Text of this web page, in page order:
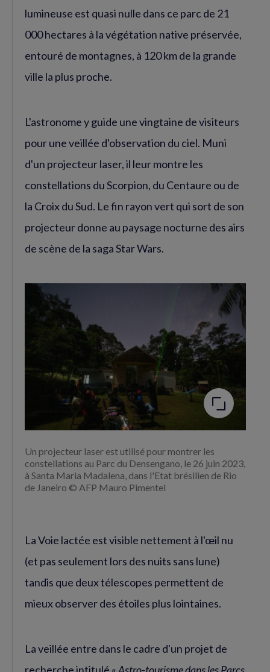
lumineuse est quasi nulle dans ce parc de 21
000 hectares à la végétation native préservée,
entouré de montagnes, à 120 km de la grande
ville la plus proche.
L'astronome y guide une vingtaine de visiteurs
pour une veillée d'observation du ciel. Muni
d'un projecteur laser, il leur montre les
constellations du Scorpion, du Centaure ou de
la Croix du Sud. Le fin rayon vert qui sort de son
projecteur donne au paysage nocturne des airs
de scène de la saga Star Wars.
Agrandir
l'image
Un projecteur laser est utilisé pour montrer les
constellations au Parc du Densengano, le 26 juin 2023,
à Santa Maria Madalena, dans l'Etat brésilien de Rio
de Janeiro © AFP Mauro Pimentel
La Voie lactée est visible nettement à l'œil nu
(et pas seulement lors des nuits sans lune)
tandis que deux télescopes permettent de
mieux observer des étoiles plus lointaines.
La veillée entre dans le cadre d'un projet de